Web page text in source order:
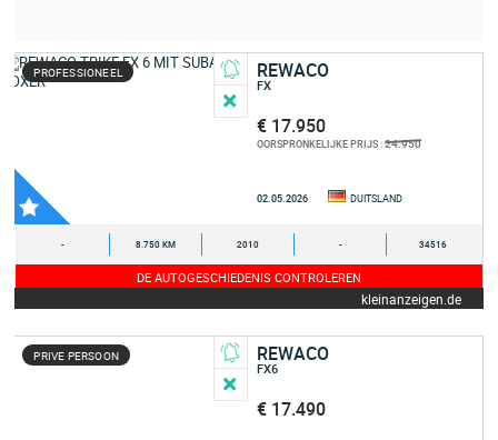
PROFESSIONEEL REWACO
FX
€ 17.950
OORSPRONKELIJKE PRIJS :24.950
02.05.2026 DUITSLAND
- 8.750 KM 2010 - 34516
DE AUTOGESCHIEDENIS CONTROLEREN
kleinanzeigen.de
PRIVE PERSOON REWACO
FX6
€ 17.490